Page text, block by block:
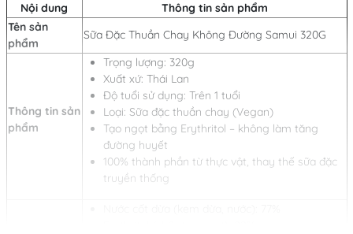
Nội dung
Thông tin sản phẩm
Tên sản
phẩm
Sữa Đặc Thuần Chay Không Đường Samui 320G
Thông tin sản
phẩm
Trọng lượng: 320g
Xuất xứ: Thái Lan
Độ tuổi sử dụng: Trên 1 tuổi
Loại: Sữa đặc thuần chay (Vegan)
Tạo ngọt bằng Erythritol – không làm tăng
đường huyết
100% thành phần từ thực vật, thay thế sữa đặc
truyền thống